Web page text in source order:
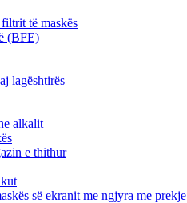
të maskës
(BFE)
lagështirës
alkalit
e thithur
së ekranit me ngjyra me prekje